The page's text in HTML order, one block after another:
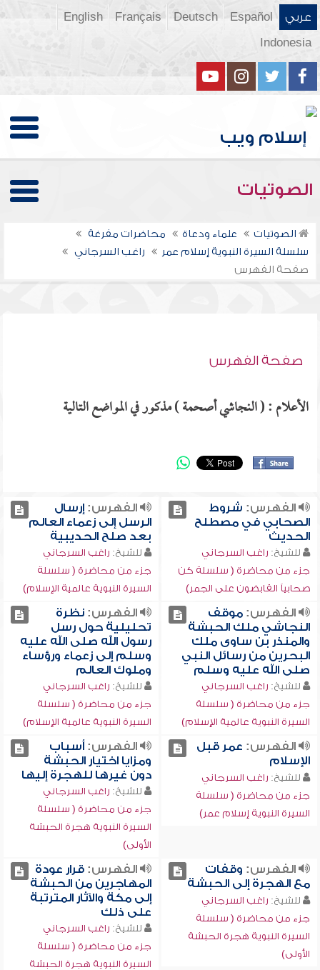
عربي Español
Deutsch
Français
English
Indonesia
الصوتيات
الصوتيات علماء ودعاة
محاضرات مفرغة
سلسلة السيرة النبوية إسلام عمر
راغب السرجاني
صفحة الفهرس
صفحة الفهرس
الأعلام : ( النجاشي أصحمة ) مذكور في المواضع التالية
الفهرس: شروط
الصحابي في مصطلح
الحديث
للشيخ: راغب السرجاني
جزء من محاضرة ( سلسلة كن
صحابياً القابضون على الجمر)
الفهرس:إرسال
الرسل إلى زعماء العالم
بعد صلح الحديبية
للشيخ: راغب السرجاني
جزء من محاضرة ( سلسلة
السيرة النبوية عالمية الإسلام)
الفهرس:موقف
النجاشي ملك الحبشة
والمنذر بن ساوى ملك
البحرين من رسائل النبي
صلى الله عليه وسلم
للشيخ: راغب السرجاني
جزء من محاضرة ( سلسلة
السيرة النبوية عالمية الإسلام)
الفهرس:نظرة
تحليلية حول رسل
رسول الله صلى الله عليه
وسلم إلى زعماء ورؤساء
وملوك العالم
للشيخ: راغب السرجاني
جزء من محاضرة ( سلسلة
السيرة النبوية عالمية الإسلام)
الفهرس: عمر قبل
الإسلام
للشيخ: راغب السرجاني
جزء من محاضرة ( سلسلة
السيرة النبوية إسلام عمر)
الفهرس:أسباب
ومزايا اختيار الحبشة
دون غيرها للهجرة إليها
للشيخ: راغب السرجاني
جزء من محاضرة ( سلسلة
السيرة النبوية هجرة الحبشة
الأولى)
الفهرس: وقفات
مع الهجرة إلى الحبشة
للشيخ: راغب السرجاني
جزء من محاضرة ( سلسلة
السيرة النبوية هجرة الحبشة
الأولى)
الفهرس:قرار عودة
المهاجرين من الحبشة
إلى مكة والآثار المترتبة
على ذلك
للشيخ: راغب السرجاني
جزء من محاضرة ( سلسلة
السيرة النبوية هجرة الحبشة